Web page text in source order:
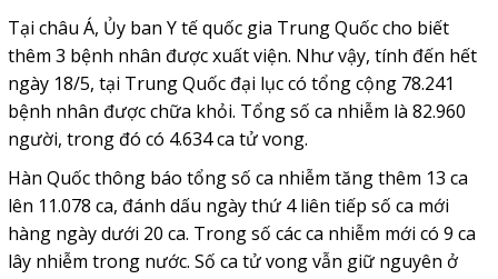
Tại châu Á, Ủy ban Y tế quốc gia Trung Quốc cho biết
thêm 3 bệnh nhân được xuất viện. Như vậy, tính đến hết
ngày 18/5, tại Trung Quốc đại lục có tổng cộng 78.241
bệnh nhân được chữa khỏi. Tổng số ca nhiễm là 82.960
người, trong đó có 4.634 ca tử vong.
Hàn Quốc thông báo tổng số ca nhiễm tăng thêm 13 ca
lên 11.078 ca, đánh dấu ngày thứ 4 liên tiếp số ca mới
hàng ngày dưới 20 ca. Trong số các ca nhiễm mới có 9 ca
lây nhiễm trong nước. Số ca tử vong vẫn giữ nguyên ở